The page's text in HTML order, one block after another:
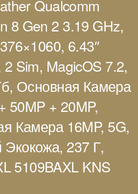
Qualcomm
8 Gen 2 3.19 GHz,
6.43″
Sim, MagicOS 7.2,
Основная Камера
50MP + 20MP,
Камера 16MP, 5G,
237 Г,
5109BAXL KNS